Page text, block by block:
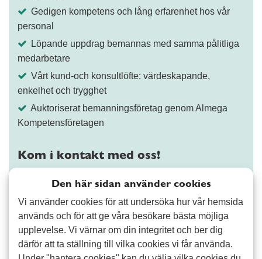
Gedigen kompetens och lång erfarenhet hos vår
personal
Löpande uppdrag bemannas med samma pålitliga
medarbetare
Vårt kund-och konsultlöfte: värdeskapande,
enkelhet och trygghet
Auktoriserat bemanningsföretag genom Almega
Kompetensföretagen
Kom i kontakt med oss!
×
× Ekonomi, lön och administration
Den här sidan använder cookies
Vi använder cookies för att undersöka hur vår hemsida
används och för att ge våra besökare bästa möjliga
upplevelse. Vi värnar om din integritet och ber dig
därför att ta ställning till vilka cookies vi får använda.